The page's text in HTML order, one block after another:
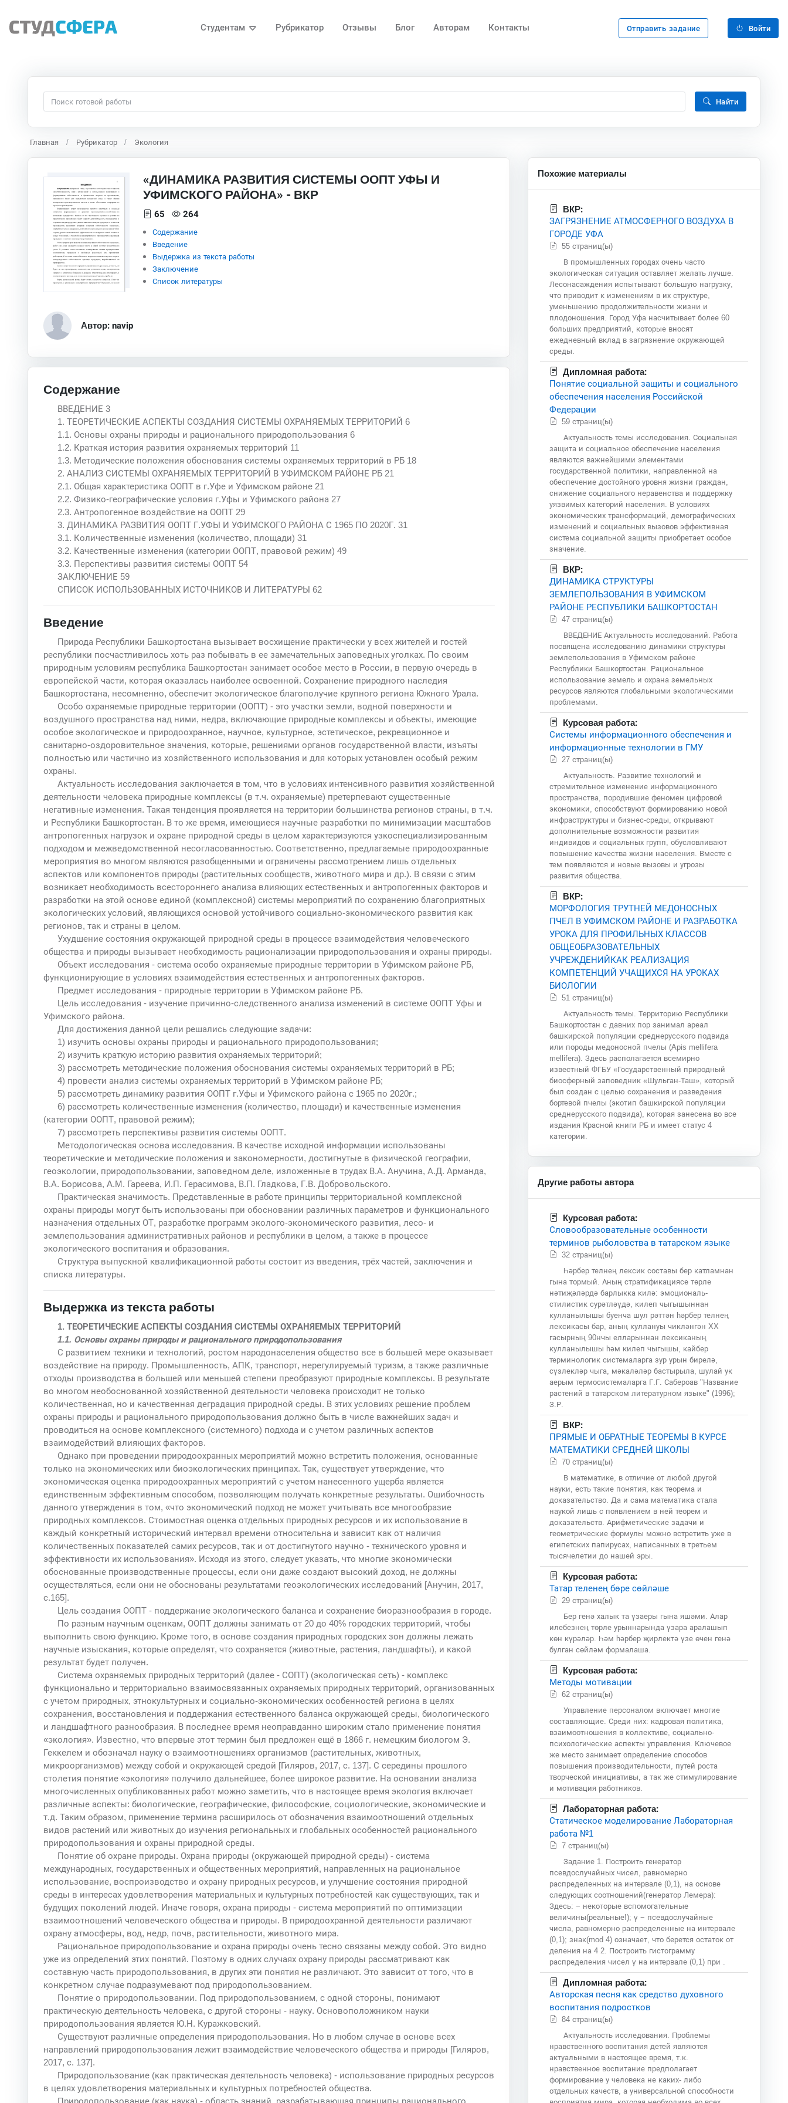
Студентам Рубрикатор Отзывы Блог Авторам Контакты Отправить задание Войти
Найти
Главная Рубрикатор Экология
«ДИНАМИКА РАЗВИТИЯ СИСТЕМЫ ООПТ УФЫ И
УФИМСКОГО РАЙОНА» - ВКР
65 264
Содержание
Введение
Выдержка из текста работы
Заключение
Список литературы
Автор: navip
Содержание
ВВЕДЕНИЕ 3
1. ТЕОРЕТИЧЕСКИЕ АСПЕКТЫ СОЗДАНИЯ СИСТЕМЫ ОХРАНЯЕМЫХ ТЕРРИТОРИЙ 6
1.1. Основы охраны природы и рационального природопользования 6
1.2. Краткая история развития охраняемых территорий 11
1.3. Методические положения обоснования системы охраняемых территорий в РБ 18
2. АНАЛИЗ СИСТЕМЫ ОХРАНЯЕМЫХ ТЕРРИТОРИЙ В УФИМСКОМ РАЙОНЕ РБ 21
2.1. Общая характеристика ООПТ в г.Уфе и Уфимском районе 21
2.2. Физико-географические условия г.Уфы и Уфимского района 27
2.3. Антропогенное воздействие на ООПТ 29
3. ДИНАМИКА РАЗВИТИЯ ООПТ Г.УФЫ И УФИМСКОГО РАЙОНА С 1965 ПО 2020Г. 31
3.1. Количественные изменения (количество, площади) 31
3.2. Качественные изменения (категории ООПТ, правовой режим) 49
3.3. Перспективы развития системы ООПТ 54
ЗАКЛЮЧЕНИЕ 59
СПИСОК ИСПОЛЬЗОВАННЫХ ИСТОЧНИКОВ И ЛИТЕРАТУРЫ 62
Введение
Природа Республики Башкортостана вызывает восхищение практически у всех жителей и гостей
республики посчастливилось хоть раз побывать в ее замечательных заповедных уголках. По своим
природным условиям республика Башкортостан занимает особое место в России, в первую очередь в
европейской части, которая оказалась наиболее освоенной. Сохранение природного наследия
Башкортостана, несомненно, обеспечит экологическое благополучие крупного региона Южного Урала.
Особо охраняемые природные территории (ООПТ) - это участки земли, водной поверхности и
воздушного пространства над ними, недра, включающие природные комплексы и объекты, имеющие
особое экологическое и природоохранное, научное, культурное, эстетическое, рекреационное и
санитарно-оздоровительное значения, которые, решениями органов государственной власти, изъяты
полностью или частично из хозяйственного использования и для которых установлен особый режим
охраны.
Актуальность исследования заключается в том, что в условиях интенсивного развития хозяйственной
деятельности человека природные комплексы (в т.ч. охраняемые) претерпевают существенные
негативные изменения. Такая тенденция проявляется на территории большинства регионов страны, в т.ч.
и Республики Башкортостан. В то же время, имеющиеся научные разработки по минимизации масштабов
антропогенных нагрузок и охране природной среды в целом характеризуются узкоспециализированным
подходом и межведомственной несогласованностью. Соответственно, предлагаемые природоохранные
мероприятия во многом являются разобщенными и ограничены рассмотрением лишь отдельных
аспектов или компонентов природы (растительных сообществ, животного мира и др.). В связи с этим
возникает необходимость всестороннего анализа влияющих естественных и антропогенных факторов и
разработки на этой основе единой (комплексной) системы мероприятий по сохранению благоприятных
экологических условий, являющихся основой устойчивого социально-экономического развития как
регионов, так и страны в целом.
Ухудшение состояния окружающей природной среды в процессе взаимодействия человеческого
общества и природы вызывает необходимость рационализации природопользования и охраны природы.
Объект исследования - система особо охраняемые природные территории в Уфимском районе РБ,
функционирующие в условиях взаимодействия естественных и антропогенных факторов.
Предмет исследования - природные территории в Уфимском районе РБ.
Цель исследования - изучение причинно-следственного анализа изменений в системе ООПТ Уфы и
Уфимского района.
Для достижения данной цели решались следующие задачи:
1) изучить основы охраны природы и рационального природопользования;
2) изучить краткую историю развития охраняемых территорий;
3) рассмотреть методические положения обоснования системы охраняемых территорий в РБ;
4) провести анализ системы охраняемых территорий в Уфимском районе РБ;
5) рассмотреть динамику развития ООПТ г.Уфы и Уфимского района с 1965 по 2020г.;
6) рассмотреть количественные изменения (количество, площади) и качественные изменения
(категории ООПТ, правовой режим);
7) рассмотреть перспективы развития системы ООПТ.
Методологическая основа исследования. В качестве исходной информации использованы
теоретические и методические положения и закономерности, достигнутые в физической географии,
геоэкологии, природопользовании, заповедном деле, изложенные в трудах В.А. Анучина, А.Д. Арманда,
В.А. Борисова, A.M. Гареева, И.П. Герасимова, В.П. Гладкова, Г.В. Добровольского.
Практическая значимость. Представленные в работе принципы территориальной комплексной
охраны природы могут быть использованы при обосновании различных параметров и функционального
назначения отдельных ОТ, разработке программ эколого-экономического развития, лесо- и
землепользования административных районов и республики в целом, а также в процессе
экологического воспитания и образования.
Структура выпускной квалификационной работы состоит из введения, трёх частей, заключения и
списка литературы.
Выдержка из текста работы
1. ТЕОРЕТИЧЕСКИЕ АСПЕКТЫ СОЗДАНИЯ СИСТЕМЫ ОХРАНЯЕМЫХ ТЕРРИТОРИЙ
1.1. Основы охраны природы и рационального природопользования
С развитием техники и технологий, ростом народонаселения общество все в большей мере оказывает
воздействие на природу. Промышленность, АПК, транспорт, нерегулируемый туризм, а также различные
отходы производства в большей или меньшей степени преобразуют природные комплексы. В результате
во многом необоснованной хозяйственной деятельности человека происходит не только
количественная, но и качественная деградация природной среды. В этих условиях решение проблем
охраны природы и рационального природопользования должно быть в числе важнейших задач и
проводиться на основе комплексного (системного) подхода и с учетом различных аспектов
взаимодействий влияющих факторов.
Однако при проведении природоохранных мероприятий можно встретить положения, основанные
только на экономических или биоэкологических принципах. Так, существует утверждение, что
экономическая оценка природоохранных мероприятий с учетом нанесенного ущерба является
единственным эффективным способом, позволяющим получать конкретные результаты. Ошибочность
данного утверждения в том, «что экономический подход не может учитывать все многообразие
природных комплексов. Стоимостная оценка отдельных природных ресурсов и их использование в
каждый конкретный исторический интервал времени относительна и зависит как от наличия
количественных показателей самих ресурсов, так и от достигнутого научно - технического уровня и
эффективности их использования». Исходя из этого, следует указать, что многие экономически
обоснованные производственные процессы, если они даже создают высокий доход, не должны
осуществляться, если они не обоснованы результатами геоэкологических исследований [Анучин, 2017,
с.165].
Цель создания ООПТ - поддержание экологического баланса и сохранение биоразнообразия в городе.
По разным научным оценкам, ООПТ должны занимать от 20 до 40% городских территорий, чтобы
выполнить свою функцию. Кроме того, в основе создания природных городских зон должны лежать
научные изыскания, которые определят, что сохраняется (животные, растения, ландшафты), и какой
результат будет получен.
Система охраняемых природных территорий (далее - СОПТ) (экологическая сеть) - комплекс
функционально и территориально взаимосвязанных охраняемых природных территорий, организованных
с учетом природных, этнокультурных и социально-экономических особенностей региона в целях
сохранения, восстановления и поддержания естественного баланса окружающей среды, биологического
и ландшафтного разнообразия. В последнее время неоправданно широким стало применение понятия
«экология». Известно, что впервые этот термин был предложен ещё в 1866 г. немецким биологом Э.
Геккелем и обозначал науку о взаимоотношениях организмов (растительных, животных,
микроорганизмов) между собой и окружающей средой [Гиляров, 2017, с. 137]. С середины прошлого
столетия понятие «экология» получило дальнейшее, более широкое развитие. На основании анализа
многочисленных опубликованных работ можно заметить, что в настоящее время экология включает
различные аспекты: биологические, географические, философские, социологические, экономические и
т.д. Таким образом, применение термина расширилось от обозначения взаимоотношений отдельных
видов растений или животных до изучения региональных и глобальных особенностей рационального
природопользования и охраны природной среды.
Понятие об охране природы. Охрана природы (окружающей природной среды) - система
международных, государственных и общественных мероприятий, направленных на рациональное
использование, воспроизводство и охрану природных ресурсов, и улучшение состояния природной
среды в интересах удовлетворения материальных и культурных потребностей как существующих, так и
будущих поколений людей. Иначе говоря, охрана природы - система мероприятий по оптимизации
взаимоотношений человеческого общества и природы. В природоохранной деятельности различают
охрану атмосферы, вод, недр, почв, растительности, животного мира.
Рациональное природопользование и охрана природы очень тесно связаны между собой. Это видно
уже из определений этих понятий. Поэтому в одних случаях охрану природы рассматривают как
составную часть природопользования, в других эти понятия не различают. Это зависит от того, что в
конкретном случае подразумевают под природопользованием.
Понятие о природопользовании. Под природопользованием, с одной стороны, понимают
практическую деятельность человека, с другой стороны - науку. Основоположником науки
природопользования является Ю.Н. Куражковский.
Существуют различные определения природопользования. Но в любом случае в основе всех
направлений природопользования лежит взаимодействие человеческого общества и природы [Гиляров,
2017, с. 137].
Природопользование (как практическая деятельность человека) - использование природных ресурсов
в целях удовлетворения материальных и культурных потребностей общества.
Природопользование (как наука) - область знаний, разрабатывающая принципы рационального
Похожие материалы
ВКР:
ЗАГРЯЗНЕНИЕ АТМОСФЕРНОГО ВОЗДУХА В
ГОРОДЕ УФА
55 страниц(ы)
В промышленных городах очень часто
экологическая ситуация оставляет желать лучше.
Лесонасаждения испытывают большую нагрузку,
что приводит к изменениям в их структуре,
уменьшению продолжительности жизни и
плодоношения. Город Уфа насчитывает более 60
больших предприятий, которые вносят
ежедневный вклад в загрязнение окружающей
среды.
Дипломная работа:
Понятие социальной защиты и социального
обеспечения населения Российской
Федерации
59 страниц(ы)
Актуальность темы исследования. Социальная
защита и социальное обеспечение населения
являются важнейшими элементами
государственной политики, направленной на
обеспечение достойного уровня жизни граждан,
снижение социального неравенства и поддержку
уязвимых категорий населения. В условиях
экономических трансформаций, демографических
изменений и социальных вызовов эффективная
система социальной защиты приобретает особое
значение.
ВКР:
ДИНАМИКА СТРУКТУРЫ
ЗЕМЛЕПОЛЬЗОВАНИЯ В УФИМСКОМ
РАЙОНЕ РЕСПУБЛИКИ БАШКОРТОСТАН
47 страниц(ы)
ВВЕДЕНИЕ Актуальность исследований. Работа
посвящена исследованию динамики структуры
землепользования в Уфимском районе
Республики Башкортостан. Рациональное
использование земель и охрана земельных
ресурсов являются глобальными экологическими
проблемами.
Курсовая работа:
Системы информационного обеспечения и
информационные технологии в ГМУ
27 страниц(ы)
Актуальность. Развитие технологий и
стремительное изменение информационного
пространства, породившие феномен цифровой
экономики, способствуют формированию новой
инфраструктуры и бизнес-среды, открывают
дополнительные возможности развития
индивидов и социальных групп, обусловливают
повышение качества жизни населения. Вместе с
тем появляются и новые вызовы и угрозы
развития общества.
ВКР:
МОРФОЛОГИЯ ТРУТНЕЙ МЕДОНОСНЫХ
ПЧЕЛ В УФИМСКОМ РАЙОНЕ И РАЗРАБОТКА
УРОКА ДЛЯ ПРОФИЛЬНЫХ КЛАССОВ
ОБЩЕОБРАЗОВАТЕЛЬНЫХ
УЧРЕЖДЕНИЙКАК РЕАЛИЗАЦИЯ
КОМПЕТЕНЦИЙ УЧАЩИХСЯ НА УРОКАХ
БИОЛОГИИ
51 страниц(ы)
Актуальность темы. Территорию Республики
Башкортостан с давних пор занимал ареал
башкирской популяции среднерусского подвида
или породы медоносной пчелы (Apis mellifera
mellifera). Здесь располагается всемирно
известный ФГБУ «Государственный природный
биосферный заповедник «Шульган-Таш», который
был создан с целью сохранения и разведения
бортевой пчелы (экотип башкирской популяции
среднерусского подвида), которая занесена во все
издания Красной книги РБ и имеет статус 4
категории.
Другие работы автора
Курсовая работа:
Словообразовательные особенности
терминов рыболовства в татарском языке
32 страниц(ы)
Һәрбер телнең лексик составы бер катламнан
гына тормый. Аның стратификациясе төрле
нәтиҗәләрдә барлыкка килә: эмоциональ-
стилистик сурәтләүдә, килеп чыгышыннан
кулланылышы буенча шул рәттән һәрбер телнең
лексикасы бар, аның куллануы чикләнгән XX
гасырның 90нчы елларыннан лексиканың
кулланылышы һәм килеп чыгышы, кайбер
терминологик системаларга зур урын бирелә,
сүзлекләр чыга, мәкаләләр бастырыла, шулай ук
аерым термосистемаларга Г.Г. Сабероав "Название
растений в татарском литературном языке" (1996);
З.Р.
ВКР:
ПРЯМЫЕ И ОБРАТНЫЕ ТЕОРЕМЫ В КУРСЕ
МАТЕМАТИКИ СРЕДНЕЙ ШКОЛЫ
70 страниц(ы)
В математике, в отличие от любой другой
науки, есть такие понятия, как теорема и
доказательство. Да и сама математика стала
наукой лишь с появлением в ней теорем и
доказательств. Арифметические задачи и
геометрические формулы можно встретить уже в
египетских папирусах, написанных в третьем
тысячелетии до нашей эры.
Курсовая работа:
Татар теленең бөре сөйләше
29 страниц(ы)
Бер генә халык та үзаеры гына яшәми. Алар
илебезнең төрле урыннарында үзара аралашып
көн күрәләр. Һәм һәрбер җирлектә үзе өчен генә
булган сөйләм формалаша.
Курсовая работа:
Методы мотивации
62 страниц(ы)
Управление персоналом включает многие
составляющие. Среди них: кадровая политика,
взаимоотношения в коллективе, социально-
психологические аспекты управления. Ключевое
же место занимает определение способов
повышения производительности, путей роста
творческой инициативы, а так же стимулирование
и мотивация работников.
Лабораторная работа:
Статическое моделирование Лабораторная
работа №1
7 страниц(ы)
Задание 1. Построить генератор
псевдослучайных чисел, равномерно
распределенных на интервале (0,1), на основе
следующих соотношений(генератор Лемера):
Здесь: − некоторые вспомогательные
величины(реальные!); γ − псевдослучайные
числа, равномерно распределенные на интервале
(0,1); знак(mod 4) означает, что берется остаток от
деления на 4 2. Построить гистограмму
распределения чисел γ на интервале (0,1) при .
Дипломная работа:
Авторская песня как средство духовного
воспитания подростков
84 страниц(ы)
Актуальность исследования. Проблемы
нравственного воспитания детей являются
актуальными в настоящее время, т.к.
нравственное воспитание предполагает
формирование у человека не каких- либо
отдельных качеств, а универсальной способности